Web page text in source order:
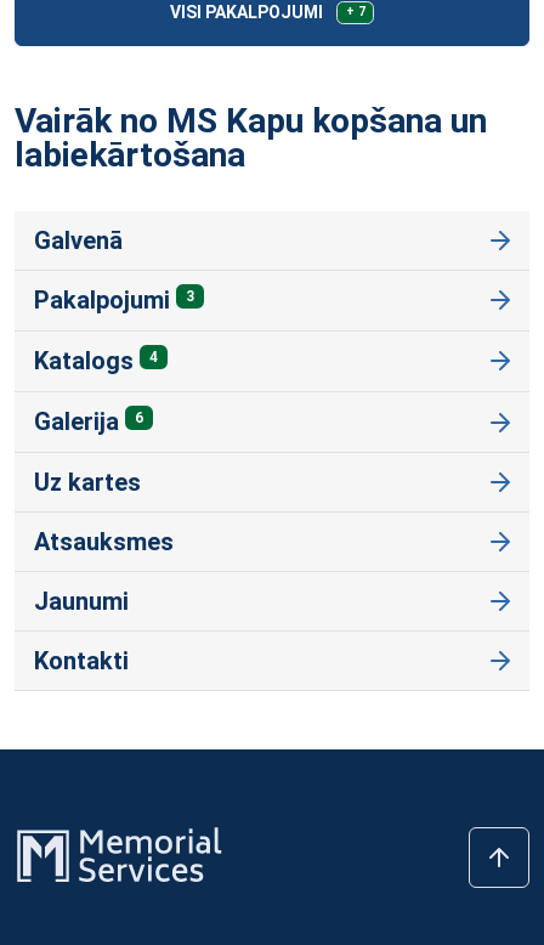
VISI PAKALPOJUMI + 7
Vairāk no MS Kapu kopšana un
labiekārtošana
Galvenā
Pakalpojumi 3
Katalogs 4
Galerija 6
Uz kartes
Atsauksmes
Jaunumi
Kontakti